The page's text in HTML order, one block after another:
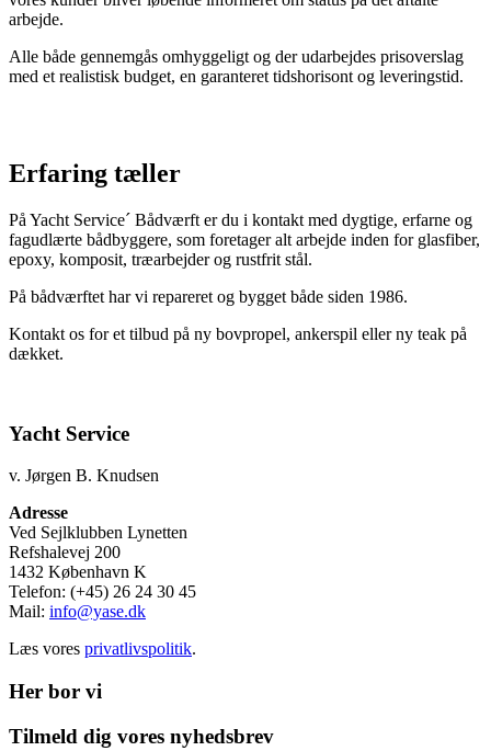
arbejde.
Alle både gennemgås omhyggeligt og der udarbejdes prisoverslag
med et realistisk budget, en garanteret tidshorisont og leveringstid.
Erfaring tæller
På Yacht Service´ Bådværft er du i kontakt med dygtige, erfarne og
fagudlærte bådbyggere, som foretager alt arbejde inden for glasfiber,
epoxy, komposit, træarbejder og rustfrit stål.
På bådværftet har vi repareret og bygget både siden 1986.
Kontakt os for et tilbud på ny bovpropel, ankerspil eller ny teak på
dækket.
Yacht Service
v. Jørgen B. Knudsen
Adresse
Ved Sejlklubben Lynetten
Refshalevej 200
1432 København K
Telefon: (+45) 26 24 30 45
Mail: info@yase.dk
Læs vores privatlivspolitik.
Her bor vi
Tilmeld dig vores nyhedsbrev